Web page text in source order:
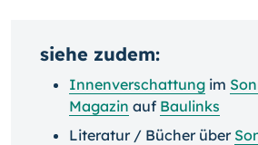
siehe zudem:
Innenverschattung im
Magazin auf Baulinks
Literatur / Bücher über